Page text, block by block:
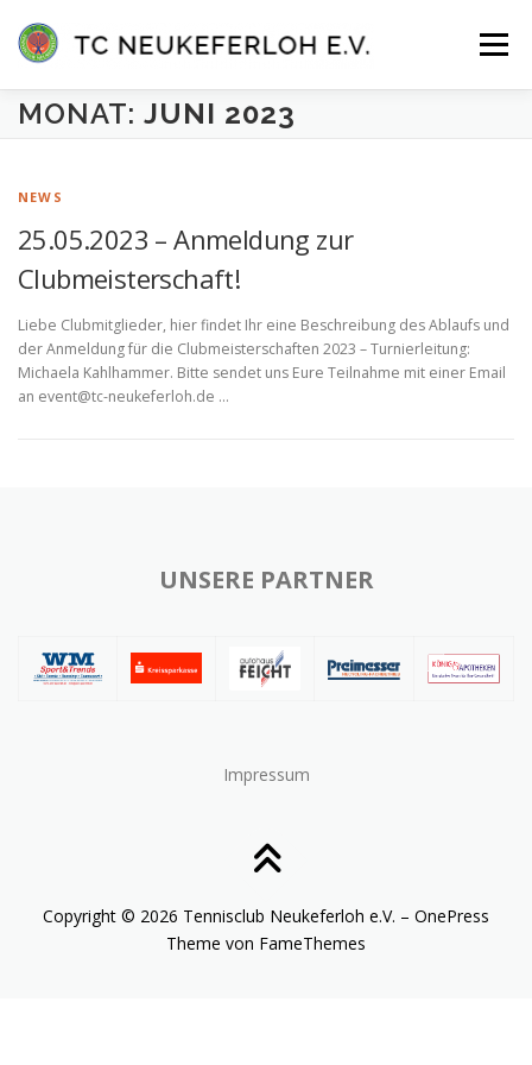
Inhalt
springen
Menü
MONAT: JUNI 2023
NEWS
25.05.2023 – Anmeldung zur
Clubmeisterschaft!
Liebe Clubmitglieder, hier findet Ihr eine Beschreibung des Ablaufs und
der Anmeldung für die Clubmeisterschaften 2023 – Turnierleitung:
Michaela Kahlhammer. Bitte sendet uns Eure Teilnahme mit einer Email
an event@tc-neukeferloh.de …
UNSERE PARTNER
Impressum
Copyright © 2026 Tennisclub Neukeferloh e.V. – OnePress
Theme von FameThemes